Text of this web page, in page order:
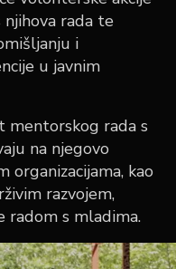
rada te
i
u javnim
rada s
na njegovo
organizacijama, kao
razvojem,
radom s mladima.